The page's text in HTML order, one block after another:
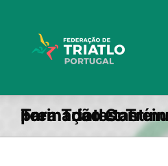
Formação Contínua de Treinadores: Treino de Ciclismo para Triatletas